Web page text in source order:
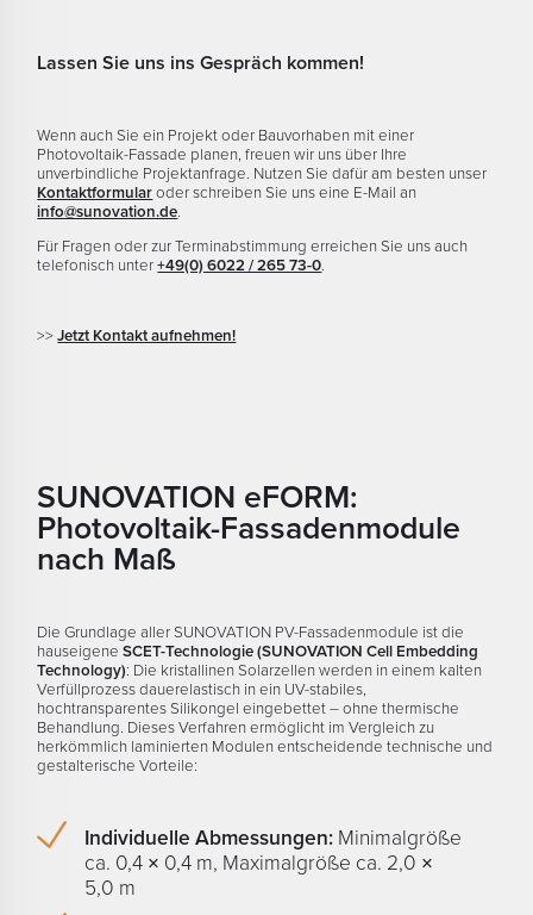
Lassen Sie uns ins Gespräch kommen!
Wenn auch Sie ein Projekt oder Bauvorhaben mit einer
Photovoltaik-Fassade planen, freuen wir uns über Ihre
unverbindliche Projektanfrage. Nutzen Sie dafür am besten unser
Kontaktformularoder schreiben Sie uns eine E-Mail an
info@sunovation.de.
Für Fragen oder zur Terminabstimmung erreichen Sie uns auch
telefonisch unter+49(0) 6022 / 265 73-0.
>>Jetzt Kontakt aufnehmen!
SUNOVATION eFORM:
Photovoltaik-Fassadenmodule
nach Maß
Die Grundlage aller SUNOVATION PV-Fassadenmodule ist die
hauseigeneSCET-Technologie (SUNOVATION Cell Embedding
Technology): Die kristallinen Solarzellen werden in einem kalten
Verfüllprozess dauerelastisch in ein UV-stabiles,
hochtransparentes Silikongel eingebettet – ohne thermische
Behandlung. Dieses Verfahren ermöglicht im Vergleich zu
herkömmlich laminierten Modulen entscheidende technische und
gestalterische Vorteile:
Individuelle Abmessungen: Minimalgröße
ca. 0,4 × 0,4 m, Maximalgröße ca. 2,0 ×
5,0 m